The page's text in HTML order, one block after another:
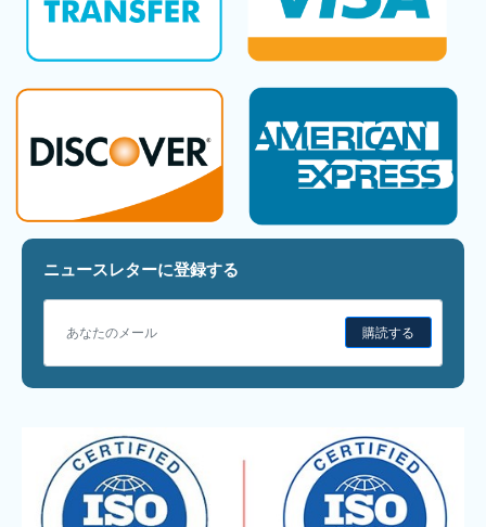
ニュースレターに登録する
購読する